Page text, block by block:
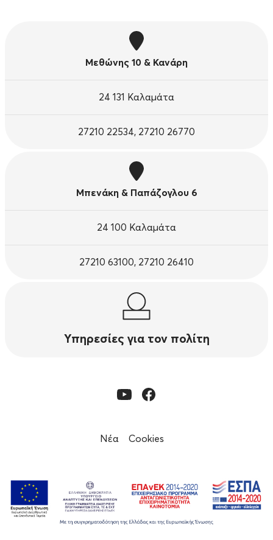
Μεθώνης 10 & Κανάρη
24 131 Καλαμάτα
27210 22534, 27210 26770
Μπενάκη & Παπάζογλου 6
24 100 Καλαμάτα
27210 63100, 27210 26410
Υπηρεσίες για τον πολίτη
Νέα Cookies